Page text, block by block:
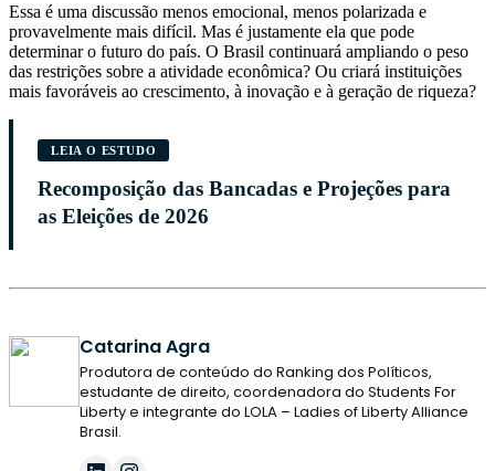
Essa é uma discussão menos emocional, menos polarizada e
provavelmente mais difícil. Mas é justamente ela que pode
determinar o futuro do país. O Brasil continuará ampliando o peso
das restrições sobre a atividade econômica? Ou criará instituições
mais favoráveis ao crescimento, à inovação e à geração de riqueza?
LEIA O ESTUDO
Recomposição das Bancadas e Projeções para
as Eleições de 2026
Catarina Agra
Produtora de conteúdo do Ranking dos Políticos,
estudante de direito, coordenadora do Students For
Liberty e integrante do LOLA – Ladies of Liberty Alliance
Brasil.